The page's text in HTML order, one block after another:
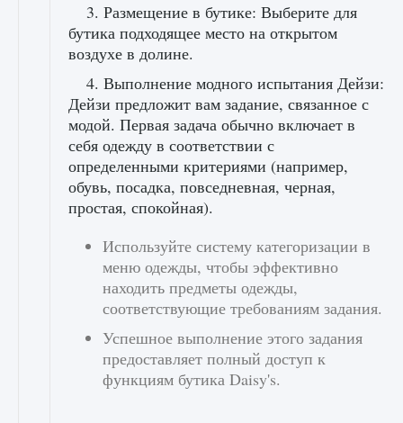
3. Размещение в бутике: Выберите для
бутика подходящее место на открытом
воздухе в долине.
4. Выполнение модного испытания Дейзи:
Дейзи предложит вам задание, связанное с
модой. Первая задача обычно включает в
себя одежду в соответствии с
определенными критериями (например,
обувь, посадка, повседневная, черная,
простая, спокойная).
Используйте систему категоризации в
меню одежды, чтобы эффективно
находить предметы одежды,
соответствующие требованиям задания.
Успешное выполнение этого задания
предоставляет полный доступ к
функциям бутика Daisy's.